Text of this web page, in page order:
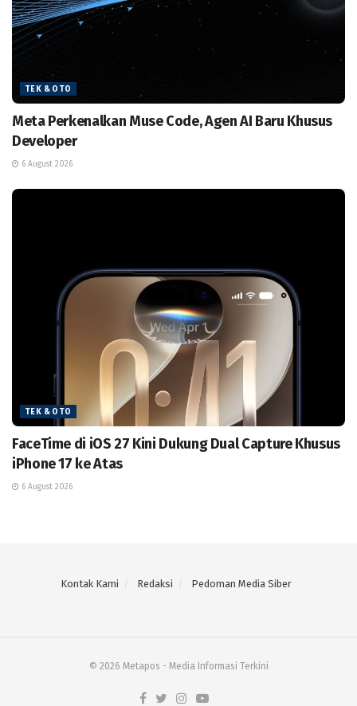
TEK & OTO
Meta Perkenalkan Muse Code, Agen AI Baru Khusus
Developer
6 August 2026
TEK & OTO
FaceTime di iOS 27 Kini Dukung Dual Capture Khusus
iPhone 17 ke Atas
6 August 2026
Kontak Kami Redaksi Pedoman Media Siber
© 2026 Metapos - Media Informasi Terkini